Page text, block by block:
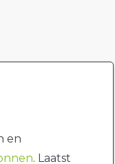
en
. Laatst